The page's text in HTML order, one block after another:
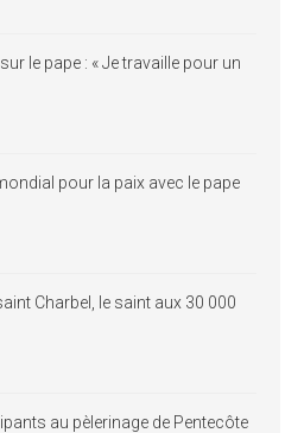
le pape : « Je travaille pour un
pour la paix avec le pape
Charbel, le saint aux 30 000
au pèlerinage de Pentecôte